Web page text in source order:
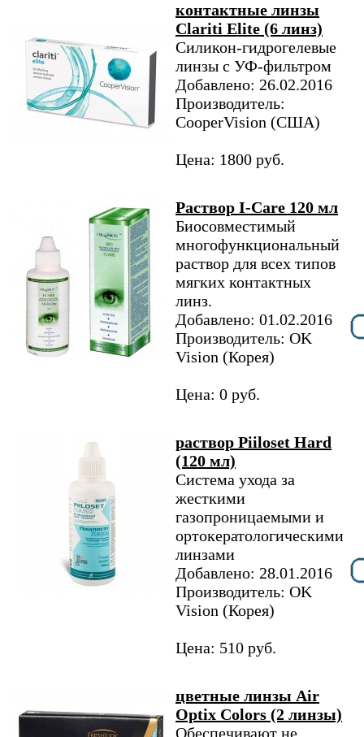
контактные линзы
Clariti Elite (6 линз)
Силикон-гидрогелевые
линзы с УФ-фильтром
Добавлено: 26.02.2016
Производитель:
CooperVision (США)
Цена: 1800 руб.
Раствор I-Care 120 мл
Биосовместимый
многофункциональный
раствор для всех типов
мягких контактных
линз.
Добавлено: 01.02.2016
Производитель: OK
Vision (Корея)
Цена: 0 руб.
раствор Piiloset Hard
(120 мл)
Система ухода за
жесткими
газопроницаемыми и
ортокератологическими
линзами
Добавлено: 28.01.2016
Производитель: OK
Vision (Корея)
Цена: 510 руб.
цветные линзы Air
Optix Colors (2 линзы)
Обеспечивают не